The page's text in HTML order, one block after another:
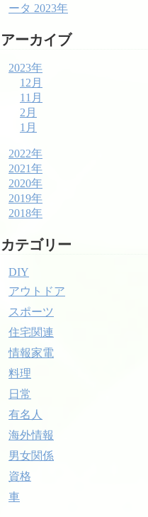
ータ 2023年
アーカイブ
2023年
12月
11月
2月
1月
2022年
2021年
2020年
2019年
2018年
カテゴリー
DIY
アウトドア
スポーツ
住宅関連
情報家電
料理
日常
有名人
海外情報
男女関係
資格
車